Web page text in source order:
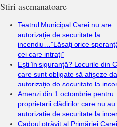
Stiri asemanatoare
Teatrul Municipal Carei nu are
autorizaţie de securitate la
incendiu…”Lăsați orice
cei care intrați”
Eşti în siguranţă? Locurile din
care sunt obligate să afişeze
autorizaţie de securitate la
Amenzi din 1 octombrie pentru
proprietarii clădirilor care nu au
autorizație de securitate la
Cadoul otrăvit al Primăriei